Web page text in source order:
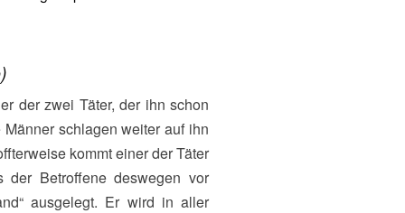
schlagen weiter auf ihn
kommt einer der Täter
Betroffene deswegen vor
ausgelegt. Er wird in aller